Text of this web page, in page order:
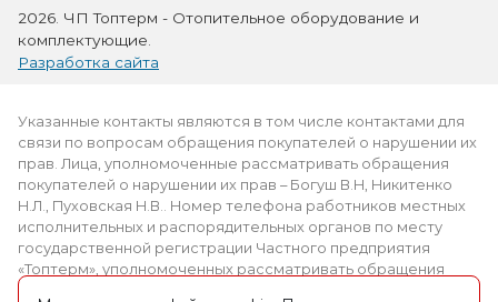
2026. ЧП Топтерм - Отопительное оборудование и
комплектующие.
Разработка сайта
Указанные контакты являются в том числе контактами для
связи по вопросам обращения покупателей о нарушении их
прав. Лица, уполномоченные рассматривать обращения
покупателей о нарушении их прав – Богуш В.Н, Никитенко
Н.Л., Пуховская Н.В.. Номер телефона работников местных
исполнительных и распорядительных органов по месту
государственной регистрации Частного предприятия
«Топтерм», уполномоченных рассматривать обращения